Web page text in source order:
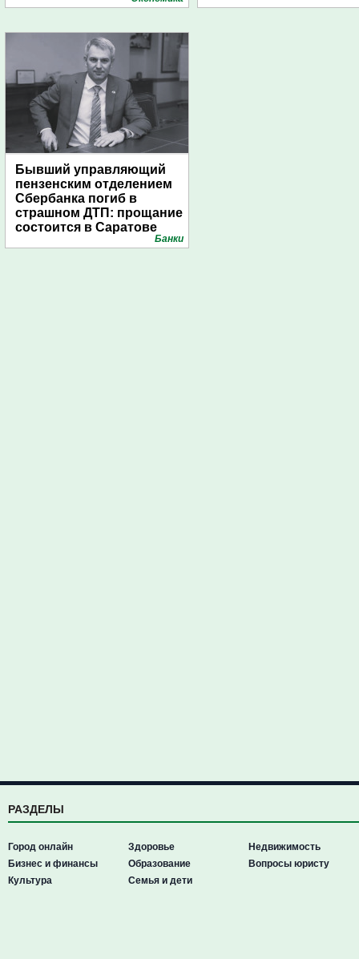
Бывший управляющий
пензенским отделением
Сбербанка погиб в
страшном ДТП: прощание
состоится в Саратове
Банки
РАЗДЕЛЫ
Город онлайн
Бизнес и финансы
Культура
Здоровье
Образование
Семья и дети
Недвижимость
Вопросы юристу